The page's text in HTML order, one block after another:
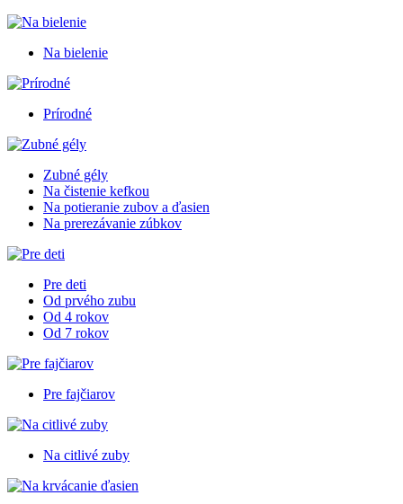
Na bielenie
Prírodné
Zubné gély
Na čistenie kefkou
Na potieranie zubov a ďasien
Na prerezávanie zúbkov
Pre deti
Od prvého zubu
Od 4 rokov
Od 7 rokov
Pre fajčiarov
Na citlivé zuby